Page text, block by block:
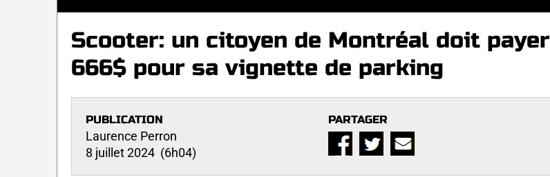
Scooter: un citoyen de Montréal doit payer
666$ pour sa vignette de parking
PUBLICATION
Laurence Perron
8 juillet 2024 (6h04)
PARTAGER